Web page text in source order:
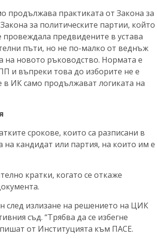
продължава практиката от Закона за
за политическите партии, който
провеждала предвидените в устава
пъти, но не по-малко от веднъж
на новото ръководство. Нормата е
и въпреки това до изборите не е
в ИК само продължават логиката на
срокове, които са разписани в
кандидат или партия, на които им е
кратки, когато се откаже
след излизане на решението на ЦИК
съд. “Трябва да се избегне
от Институцията към ПАСЕ.